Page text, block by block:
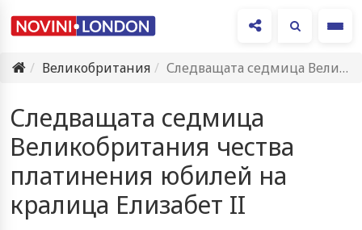
Великобритания
Следващата седмица Великобритания чества платинения юбилей на кралица Елизабет II
Следващата седмица
Великобритания чества
платинения юбилей на
кралица Елизабет II